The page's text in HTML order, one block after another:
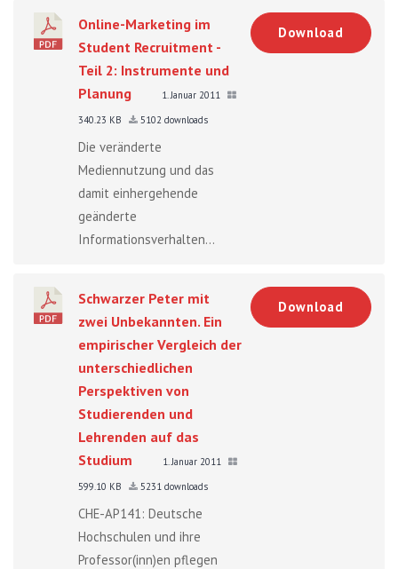
Online-Marketing im
Student Recruitment -
Teil 2: Instrumente und
Planung
1. Januar 2011
340.23 KB
5102 downloads
Die veränderte
Mediennutzung und das
damit einhergehende
geänderte
Informationsverhalten...
Download
Schwarzer Peter mit
zwei Unbekannten. Ein
empirischer Vergleich der
unterschiedlichen
Perspektiven von
Studierenden und
Lehrenden auf das
Studium
1. Januar 2011
599.10 KB
5231 downloads
CHE-AP141: Deutsche
Hochschulen und ihre
Professor(inn)en pflegen
Download